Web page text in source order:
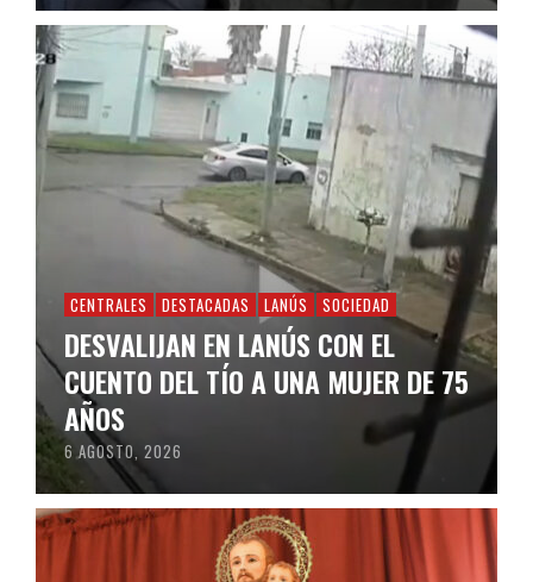
CENTRALES DESTACADAS LANÚS SOCIEDAD
DESVALIJAN EN LANÚS CON EL
CUENTO DEL TÍO A UNA MUJER DE 75
AÑOS
6 AGOSTO, 2026